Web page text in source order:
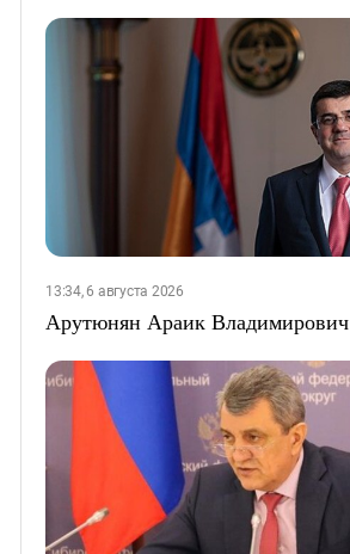
13:34, 6 августа 2026
Арутюнян Араик Владимирович